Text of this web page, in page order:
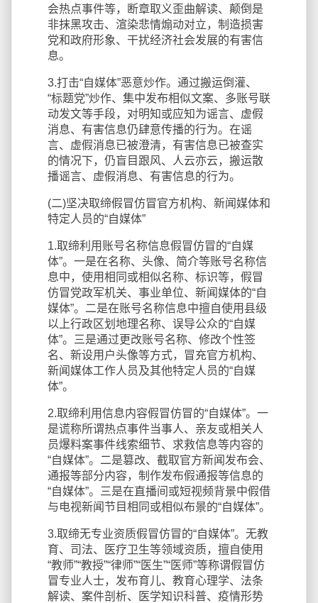
会热点事件等，断章取义歪曲解读、颠倒是
非抹黑攻击、渲染悲情煽动对立，制造损害
党和政府形象、干扰经济社会发展的有害信
息。
3.打击“自媒体”恶意炒作。通过搬运倒灌、
“标题党”炒作、集中发布相似文案、多账号联
动发文等手段，对明知或应知为谣言、虚假
消息、有害信息仍肆意传播的行为。在谣
言、虚假消息已被澄清，有害信息已被查实
的情况下，仍盲目跟风、人云亦云，搬运散
播谣言、虚假消息、有害信息的行为。
(二)坚决取缔假冒仿冒官方机构、新闻媒体和
特定人员的“自媒体”
1.取缔利用账号名称信息假冒仿冒的“自媒
体”。一是在名称、头像、简介等账号名称信
息中，使用相同或相似名称、标识等，假冒
仿冒党政军机关、事业单位、新闻媒体的“自
媒体”。二是在账号名称信息中擅自使用县级
以上行政区划地理名称、误导公众的“自媒
体”。三是通过更改账号名称、修改个性签
名、新设用户头像等方式，冒充官方机构、
新闻媒体工作人员及其他特定人员的“自媒
体”。
2.取缔利用信息内容假冒仿冒的“自媒体”。一
是谎称所谓热点事件当事人、亲友或相关人
员爆料案事件线索细节、求救信息等内容的
“自媒体”。二是篡改、截取官方新闻发布会、
通报等部分内容，制作发布假通报等信息的
“自媒体”。三是在直播间或短视频背景中假借
与电视新闻节目相同或相似布景的“自媒体”。
3.取缔无专业资质假冒仿冒的“自媒体”。无教
育、司法、医疗卫生等领域资质，擅自使用
“教师”“教授”“律师”“医生”“医师”等称谓假冒仿
冒专业人士，发布育儿、教育心理学、法条
解读、案件剖析、医学知识科普、疫情形势